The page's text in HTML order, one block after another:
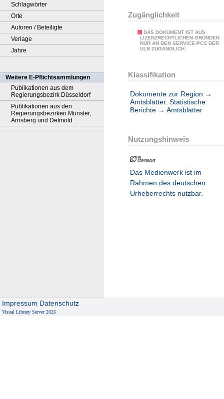
Schlagwörter
Orte
Autoren / Beteiligte
Verlage
Jahre
Weitere E-Pflichtsammlungen
Publikationen aus dem
Regierungsbezirk Düsseldorf
Publikationen aus den
Regierungsbezirken Münster,
Arnsberg und Detmold
Zugänglichkeit
DAS DOKUMENT IST AUS
LIZENZRECHTLICHEN GRÜNDEN
NUR AN DEN SERVICE-PCS DER
ULB ZUGÄNGLICH.
Klassifikation
Dokumente zur Region →
Amtsblätter. Statistische
Berichte → Amtsblätter
Nutzungshinweis
Das Medienwerk ist im
Rahmen des deutschen
Urheberrechts nutzbar.
Impressum Datenschutz
Visual Library Server 2026